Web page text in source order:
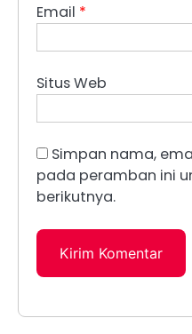
Email *
Situs Web
Simpan nama,
pada peramban ini
berikutnya.